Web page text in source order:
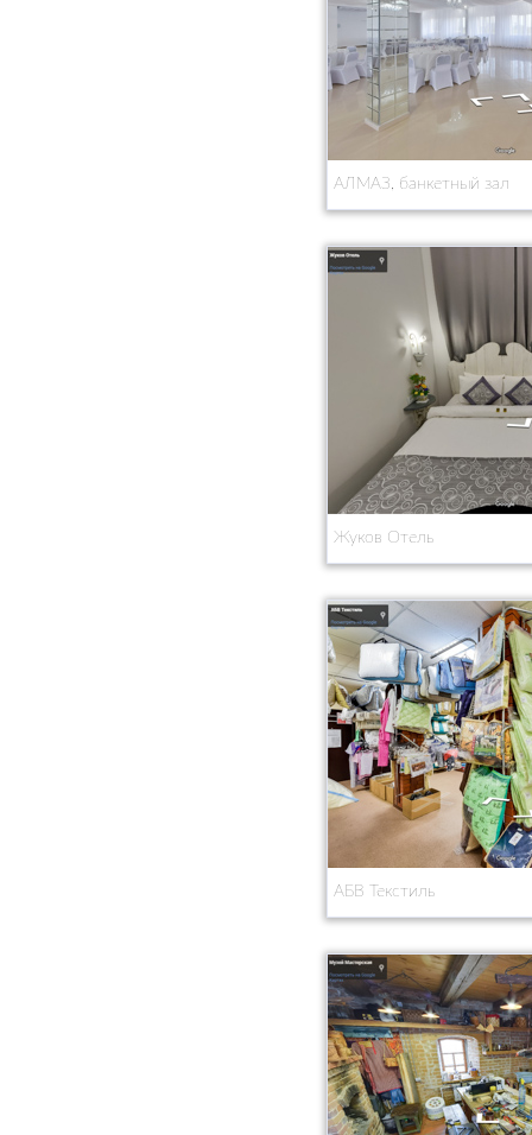
АЛМАЗ, банкетный зал
Жуков Отель
АБВ Текстиль